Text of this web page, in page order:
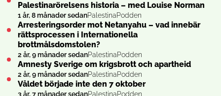
Palestinarörelsens historia – med Louise Norman
1 år, 8 månader sedanPalestinaPodden
Arresteringsorder mot Netanyahu – vad innebär
rättsprocessen i Internationella
brottmålsdomstolen?
2 år, 9 månader sedanPalestinaPodden
Amnesty Sverige om krigsbrott och apartheid
2 år, 9 månader sedanPalestinaPodden
Våldet började inte den 7 oktober
3 år, 7 månader sedanPalestinaPodden